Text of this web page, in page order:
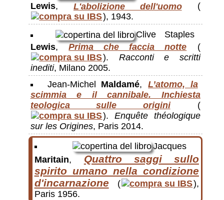
Lewis, L'abolizione dell'uomo (
), 1943.
Clive Staples
Lewis, Prima che faccia notte (
). Racconti e scritti
inediti, Milano 2005.
Jean-Michel Maldamé, L’atomo, la
scimmia e il cannibale. Inchiesta
teologica sulle origini (
).Enquête théologique
sur les Origines, Paris 2014.
Jacques
Maritain,
Quattro saggi sullo
spirito umano nella condizione
d'incarnazione
(
),
Paris 1956.